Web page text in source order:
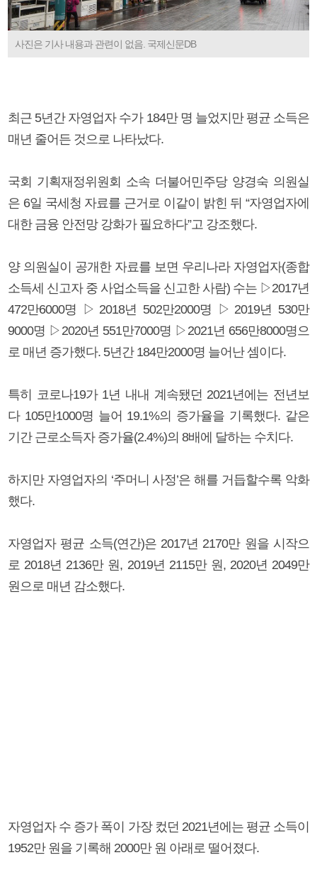
사진은 기사 내용과 관련이 없음. 국제신문DB
최근 5년간 자영업자 수가 184만 명 늘었지만 평균 소득은
매년 줄어든 것으로 나타났다.
국회 기획재정위원회 소속 더불어민주당 양경숙 의원실
은 6일 국세청 자료를 근거로 이같이 밝힌 뒤 “자영업자에
대한 금융 안전망 강화가 필요하다”고 강조했다.
양 의원실이 공개한 자료를 보면 우리나라 자영업자(종합
소득세 신고자 중 사업소득을 신고한 사람) 수는 ▷2017년
472만6000명 ▷2018년 502만2000명 ▷2019년 530만
9000명 ▷2020년 551만7000명 ▷2021년 656만8000명으
로 매년 증가했다. 5년간 184만2000명 늘어난 셈이다.
특히 코로나19가 1년 내내 계속됐던 2021년에는 전년보
다 105만1000명 늘어 19.1%의 증가율을 기록했다. 같은
기간 근로소득자 증가율(2.4%)의 8배에 달하는 수치다.
하지만 자영업자의 ‘주머니 사정’은 해를 거듭할수록 악화
했다.
자영업자 평균 소득(연간)은 2017년 2170만 원을 시작으
로 2018년 2136만 원, 2019년 2115만 원, 2020년 2049만
원으로 매년 감소했다.
자영업자 수 증가 폭이 가장 컸던 2021년에는 평균 소득이
1952만 원을 기록해 2000만 원 아래로 떨어졌다.